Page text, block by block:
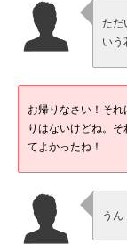
ただ
いう
お帰りなさい！そ
りはないけどね。そ
てよかったね！
うん